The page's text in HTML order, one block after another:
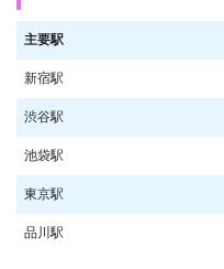
主要駅
新宿駅
渋谷駅
池袋駅
東京駅
品川駅